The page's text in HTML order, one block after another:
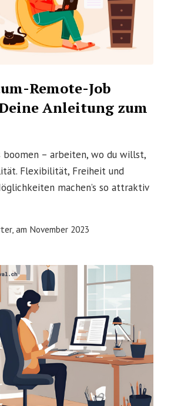
Remote-Job
Anleitung zum
boomen – arbeiten, wo du willst,
Flexibilität, Freiheit und
machen’s so attraktiv
am November 2023